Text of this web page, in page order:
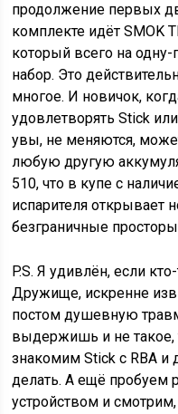
продолжение первых
комплекте идёт SMOK
который всего на
набор. Это
многое. И новичок,
удовлетворять Stick
увы, не меняются,
любую другую
510, что в купе с
испарителя открывает
безграничные
P.S. Я удивлён, если
Дружище, искренне
постом душевную
выдержишь и не такое,
знакомим Stick с RBA и
делать. А ещё пробуем
устройством и